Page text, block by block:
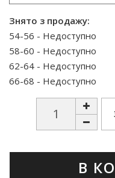
Знято з продажу:
54-56 - Недоступно
58-60 - Недоступно
62-64 - Недоступно
66-68 - Недоступно
В